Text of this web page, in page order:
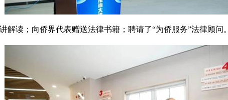
解读；向侨界代表赠送法律书籍；聘请了“为侨服务”法律顾问。